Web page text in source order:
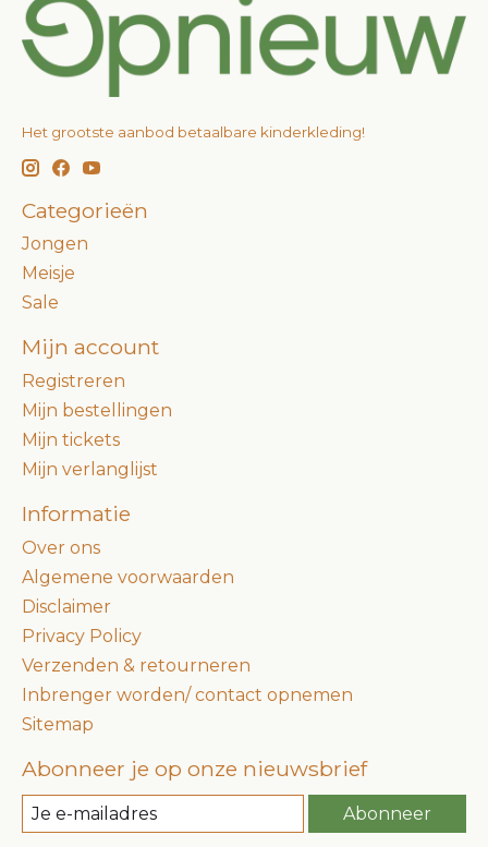
Het grootste aanbod betaalbare kinderkleding!
Categorieën
Jongen
Meisje
Sale
Mijn account
Registreren
Mijn bestellingen
Mijn tickets
Mijn verlanglijst
Informatie
Over ons
Algemene voorwaarden
Disclaimer
Privacy Policy
Verzenden & retourneren
Inbrenger worden/ contact opnemen
Sitemap
Abonneer je op onze nieuwsbrief
Abonneer